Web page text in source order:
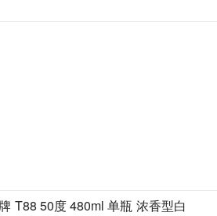
T88 50度 480ml 单瓶 浓香型白